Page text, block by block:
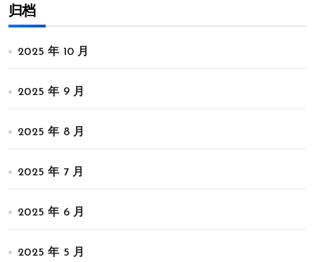
归档
2025 年 10 月
2025 年 9 月
2025 年 8 月
2025 年 7 月
2025 年 6 月
2025 年 5 月